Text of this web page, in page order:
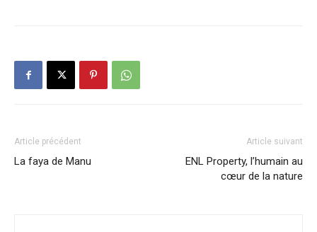
Article précédent
La faya de Manu
Article suivant
ENL Property, l’humain au
cœur de la nature